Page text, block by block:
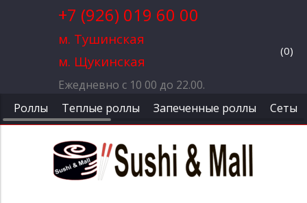
+7 (926) 019 60 00
м. Тушинская
м. Щукинская
Ежедневно с 10 00 до 22.00.
(0)
Роллы Теплые роллы Запеченные роллы Сеты